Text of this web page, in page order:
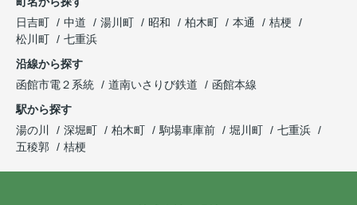
日吉町
中道 湯川町 昭和 柏木町 本通
桔梗
松川町
七重浜
沿線から探す
函館市電２系統
道南いさりび鉄道
函館本線
駅から探す
湯の川
深堀町 柏木町 駒場車庫前 堀川町
七重浜
五稜郭
桔梗